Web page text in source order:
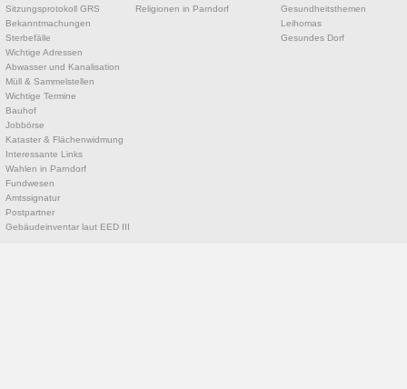
Sitzungsprotokoll GRS
Bekanntmachungen
Sterbefälle
Wichtige Adressen
Abwasser und Kanalisation
Müll & Sammelstellen
Wichtige Termine
Bauhof
Jobbörse
Kataster & Flächenwidmung
Interessante Links
Wahlen in Parndorf
Fundwesen
Amtssignatur
Postpartner
Gebäudeinventar laut EED III
Religionen in Parndorf
Gesundheitsthemen
Leihomas
Gesundes Dorf